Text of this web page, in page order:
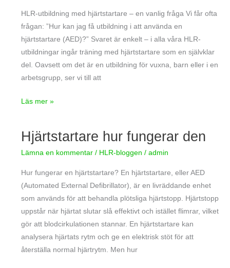
HLR-utbildning med hjärtstartare – en vanlig fråga Vi får ofta
frågan: ”Hur kan jag få utbildning i att använda en
hjärtstartare (AED)?” Svaret är enkelt – i alla våra HLR-
utbildningar ingår träning med hjärtstartare som en självklar
del. Oavsett om det är en utbildning för vuxna, barn eller i en
arbetsgrupp, ser vi till att
Läs mer »
Hjärtstartare hur fungerar den
Lämna en kommentar / HLR-bloggen / admin
Hur fungerar en hjärtstartare? En hjärtstartare, eller AED
(Automated External Defibrillator), är en livräddande enhet
som används för att behandla plötsliga hjärtstopp. Hjärtstopp
uppstår när hjärtat slutar slå effektivt och istället flimrar, vilket
gör att blodcirkulationen stannar. En hjärtstartare kan
analysera hjärtats rytm och ge en elektrisk stöt för att
återställa normal hjärtrytm. Men hur
Hjärtstartare
hur
den